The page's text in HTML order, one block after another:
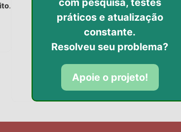
.
práticos e atualização
constante.
Resolveu seu problema?
Apoie o projeto!